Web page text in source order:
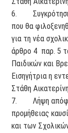
6. Συγκρότηση
που θα
για τη νέα
άρθρο 4 παρ. 5
Παιδικών και
Εισηγήτρια η
Στάθη Αικατερίνη
7. Λήψη
προμήθειας
και των